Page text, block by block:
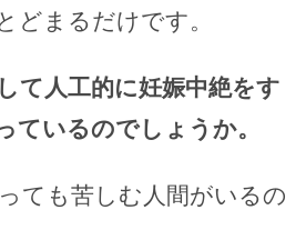
どまるだけです。
て人工的に妊娠中絶をす
ているのでしょうか。
ても苦しむ人間がいるの